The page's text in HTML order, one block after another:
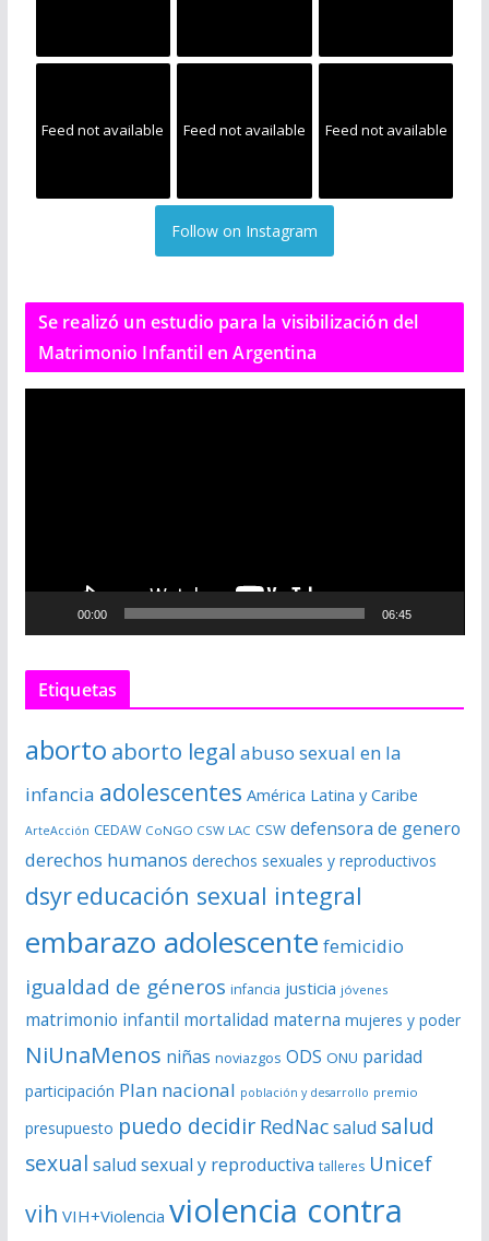
Feed not available Feed not available Feed not available
Follow on Instagram
Se realizó un estudio para la visibilización del
Matrimonio Infantil en Argentina
c
r
v
í
e
o
00:00 06:45
Etiquetas
aborto aborto legal abuso sexual en la
infancia adolescentes América Latina y Caribe
ArteAcción CEDAW CoNGO CSW LAC CSW defensora de genero
derechos humanos derechos sexuales y reproductivos
dsyreducación sexual integral
embarazo adolescente femicidio
igualdad de géneros infancia justicia jóvenes
matrimonio infantil mortalidad materna mujeres y poder
NiUnaMenos niñas noviazgos ODS ONU paridad
participación Plan nacional población y desarrollo premio
presupuesto puedo decidir RedNacsalud salud
sexual salud sexual y reproductiva talleres Unicef
vih VIH+Violencia violencia contra